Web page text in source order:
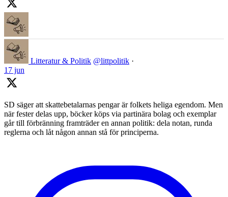
Litteratur & Politik @littpolitik ·
17 jun
SD säger att skattebetalarnas pengar är folkets heliga egendom. Men
när fester delas upp, böcker köps via partinära bolag och exemplar
går till förbränning framträder en annan politik: dela notan, runda
reglerna och låt någon annan stå för principerna.